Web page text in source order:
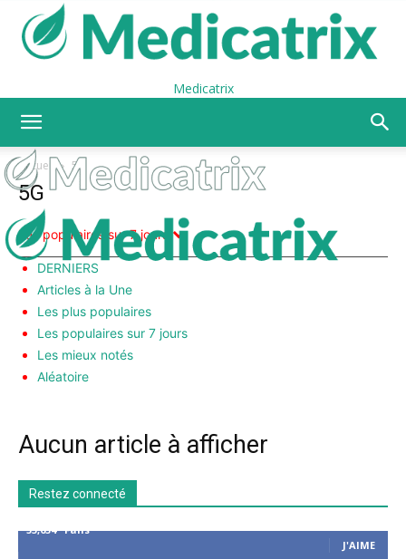
Medicatrix
Accueil 5G
5G
Les populaires sur 7 jours
DERNIERS
Articles à la Une
Les plus populaires
Les populaires sur 7 jours
Les mieux notés
Aléatoire
Aucun article à afficher
Restez connecté
53,654
Fans
J'AIME